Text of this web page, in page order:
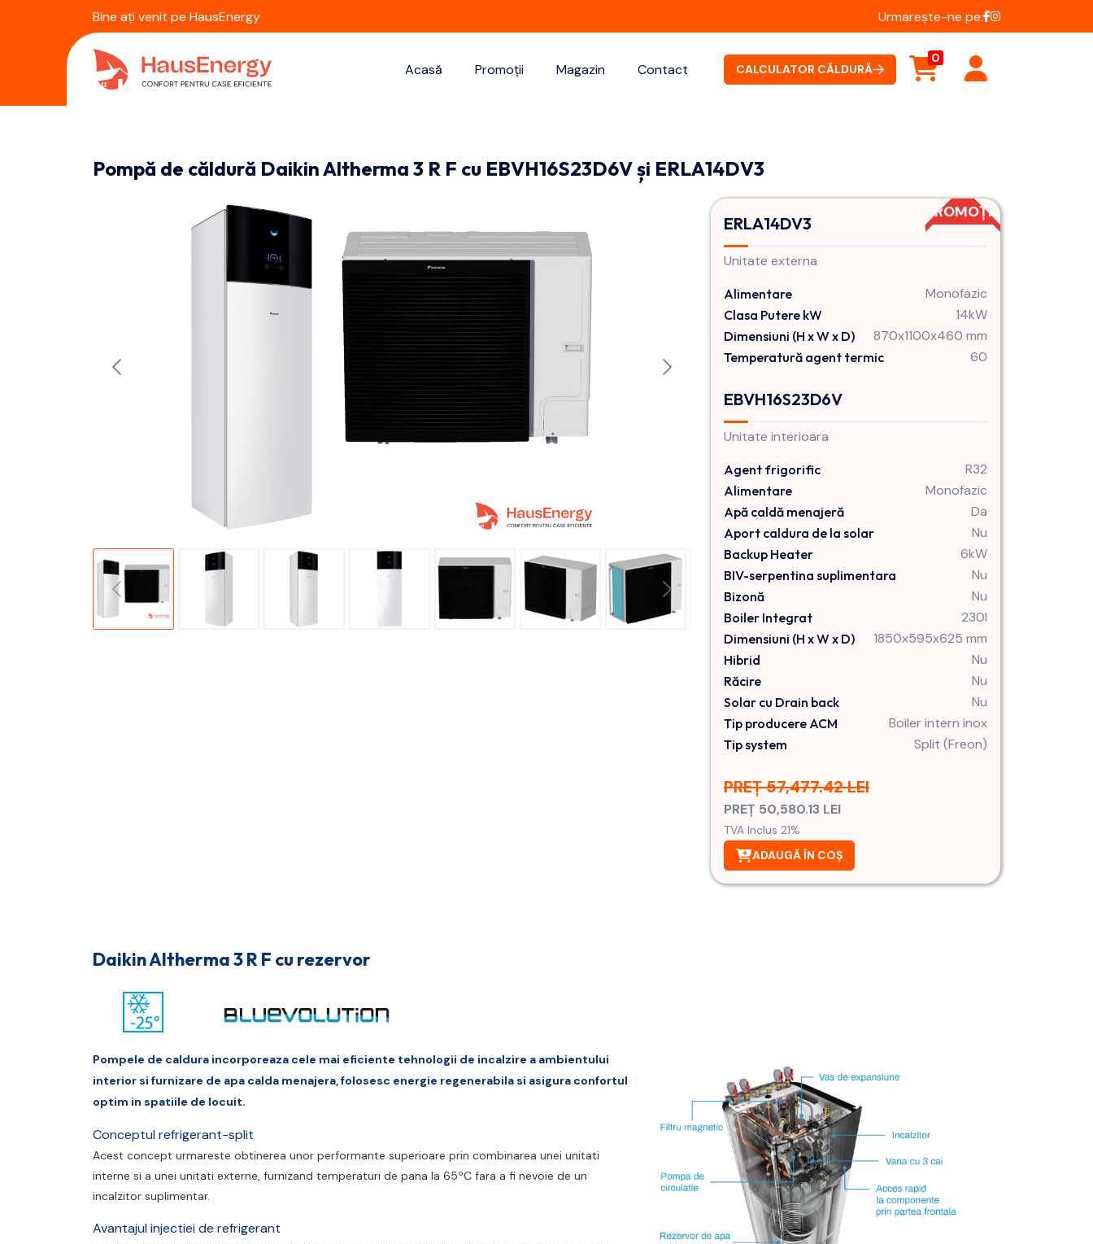
Bine ați venit pe HausEnergy Urmarește-ne pe:
Acasă Promoții Magazin Contact CALCULATOR CĂLDURĂ
0
Pompă de căldură Daikin Altherma 3 R F cu EBVH16S23D6V și ERLA14DV3
PROMOȚIE
ERLA14DV3
Unitate externa
Alimentare Monofazic
Clasa Putere kW 14kW
Dimensiuni (H x W x D) 870x1100x460 mm
Temperatură agent termic 60
EBVH16S23D6V
Unitate interioara
Agent frigorific R32
Alimentare Monofazic
Apă caldă menajeră Da
Aport caldura de la solar Nu
Backup Heater 6kW
BIV-serpentina suplimentara Nu
Bizonă Nu
Boiler Integrat 230l
Dimensiuni (H x W x D) 1850x595x625 mm
Hibrid Nu
Răcire Nu
Solar cu Drain back Nu
Tip producere ACM Boiler intern inox
Tip system Split (Freon)
PREȚ 57,477.42 LEI
PREȚ 50,580.13 LEI
TVA Inclus 21%
ADAUGĂ ÎN COȘ
Daikin Altherma 3 R F cu rezervor
Pompele de caldura incorporeaza cele mai eficiente tehnologii de incalzire a ambientului
interior si furnizare de apa calda menajera, folosesc energie regenerabila si asigura confortul
optim in spatiile de locuit.
Conceptul refrigerant-split
Acest concept urmareste obtinerea unor performante superioare prin combinarea unei unitati
interne si a unei unitati externe, furnizand temperaturi de pana la 65ºC fara a fi nevoie de un
incalzitor suplimentar.
Avantajul injectiei de refrigerant